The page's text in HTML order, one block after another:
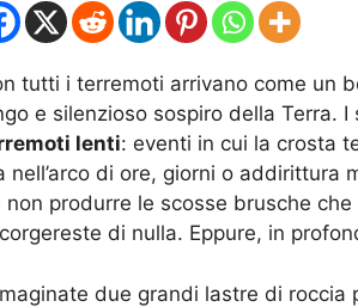
tutti i terremoti arrivano come un
e silenzioso sospiro della Terra.
lenti: eventi in cui la crosta
nell’arco di ore, giorni o addirittura
non produrre le scosse brusche
di nulla. Eppure, in
due grandi lastre di roccia